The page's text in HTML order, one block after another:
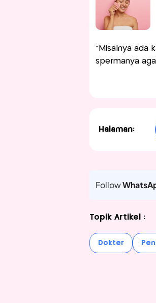
"Misalnya ada
spermanya
Halaman:
Follow
Topik Artikel :
Dokter